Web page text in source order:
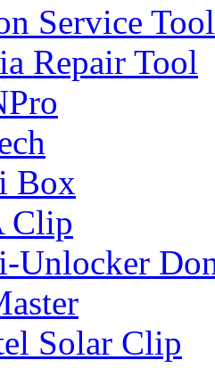
Service
Repair Tool
Box
Clip
Unlocker
Solar Clip